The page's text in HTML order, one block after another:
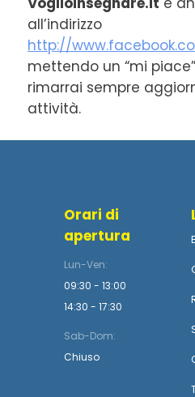
all’indirizzo
http://
mettendo un “mi
rimarrai sempre
attività.
Orari di
apertura
Lun-Ven:
09:30 - 13:00
14:30 - 17:30
Sab-Dom:
Chiuso